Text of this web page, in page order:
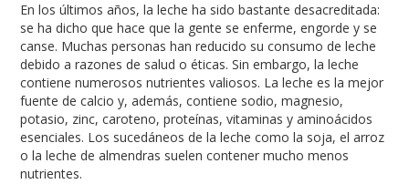
En los últimos años, la leche ha sido bastante desacreditada:
se ha dicho que hace que la gente se enferme, engorde y se
canse. Muchas personas han reducido su consumo de leche
debido a razones de salud o éticas. Sin embargo, la leche
contiene numerosos nutrientes valiosos. La leche es la mejor
fuente de calcio y, además, contiene sodio, magnesio,
potasio, zinc, caroteno, proteínas, vitaminas y aminoácidos
esenciales. Los sucedáneos de la leche como la soja, el arroz
o la leche de almendras suelen contener mucho menos
nutrientes.